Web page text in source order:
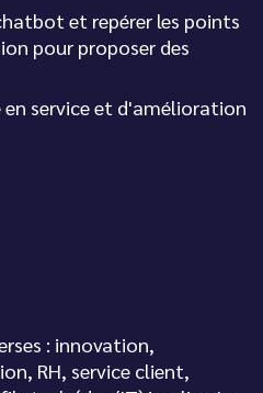
et repérer les points
pour proposer des
en service et d'amélioration
: innovation,
RH, service client,